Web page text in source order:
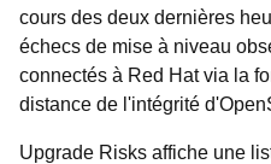
cours des deux dernières
échecs de mise à niveau
connectés à Red Hat via la
distance de l'intégrité
Upgrade Risks affiche une